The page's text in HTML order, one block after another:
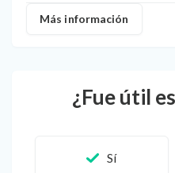
Más información
¿Fue útil